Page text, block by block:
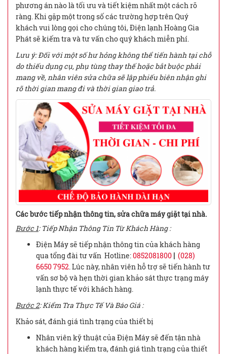
phương án nào là tối ưu và tiết kiệm nhất một cách rõ
ràng. Khi gặp một trong số các trường hợp trên Quý
khách vui lòng gọi cho chúng tôi, Điện lạnh Hoàng Gia
Phát sẽ kiếm tra và tư vấn cho quý khách miễn phí.
Lưu ý: Đối với một số hư hỏng không thể tiến hành tại chỗ
do thiếu dụng cụ, phụ tùng thay thế hoặc bắt buộc phải
mang về, nhân viên sửa chữa sẽ lập phiếu biên nhận ghi
rõ thời gian mang đi và thời gian giao trả.
Các bước tiếp nhận thông tin, sửa chữa máy giặt tại nhà.
Bước 1: Tiếp Nhận Thông Tin Từ Khách Hàng :
Điện Máy sẽ tiếp nhận thông tin của khách hàng
qua tổng đài tư vấn Hotline:0852081800 | (028)
6650 7952 . Lúc này, nhân viên hỗ trợ sẽ tiến hành tư
vấn sơ bộ và hẹn thời gian khảo sát thực trạng máy
lạnh thực tế với khách hàng.
Bước 2: Kiểm Tra Thực Tế Và Báo Giá :
Khảo sát, đánh giá tình trạng của thiết bị
Nhân viên kỹ thuật của Điện Máy sẽ đến tận nhà
khách hàng kiểm tra, đánh giá tình trạng của thiết